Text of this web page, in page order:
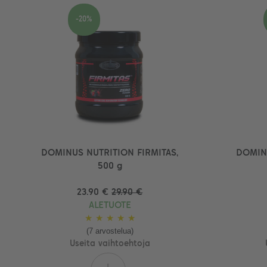
DOMINUS NUTRITION FIRMITAS,
500 g
23.90 € 29.90 €
ALETUOTE
★ ★ ★ ★ ★
(7 arvostelua)
Useita vaihtoehtoja
-20%